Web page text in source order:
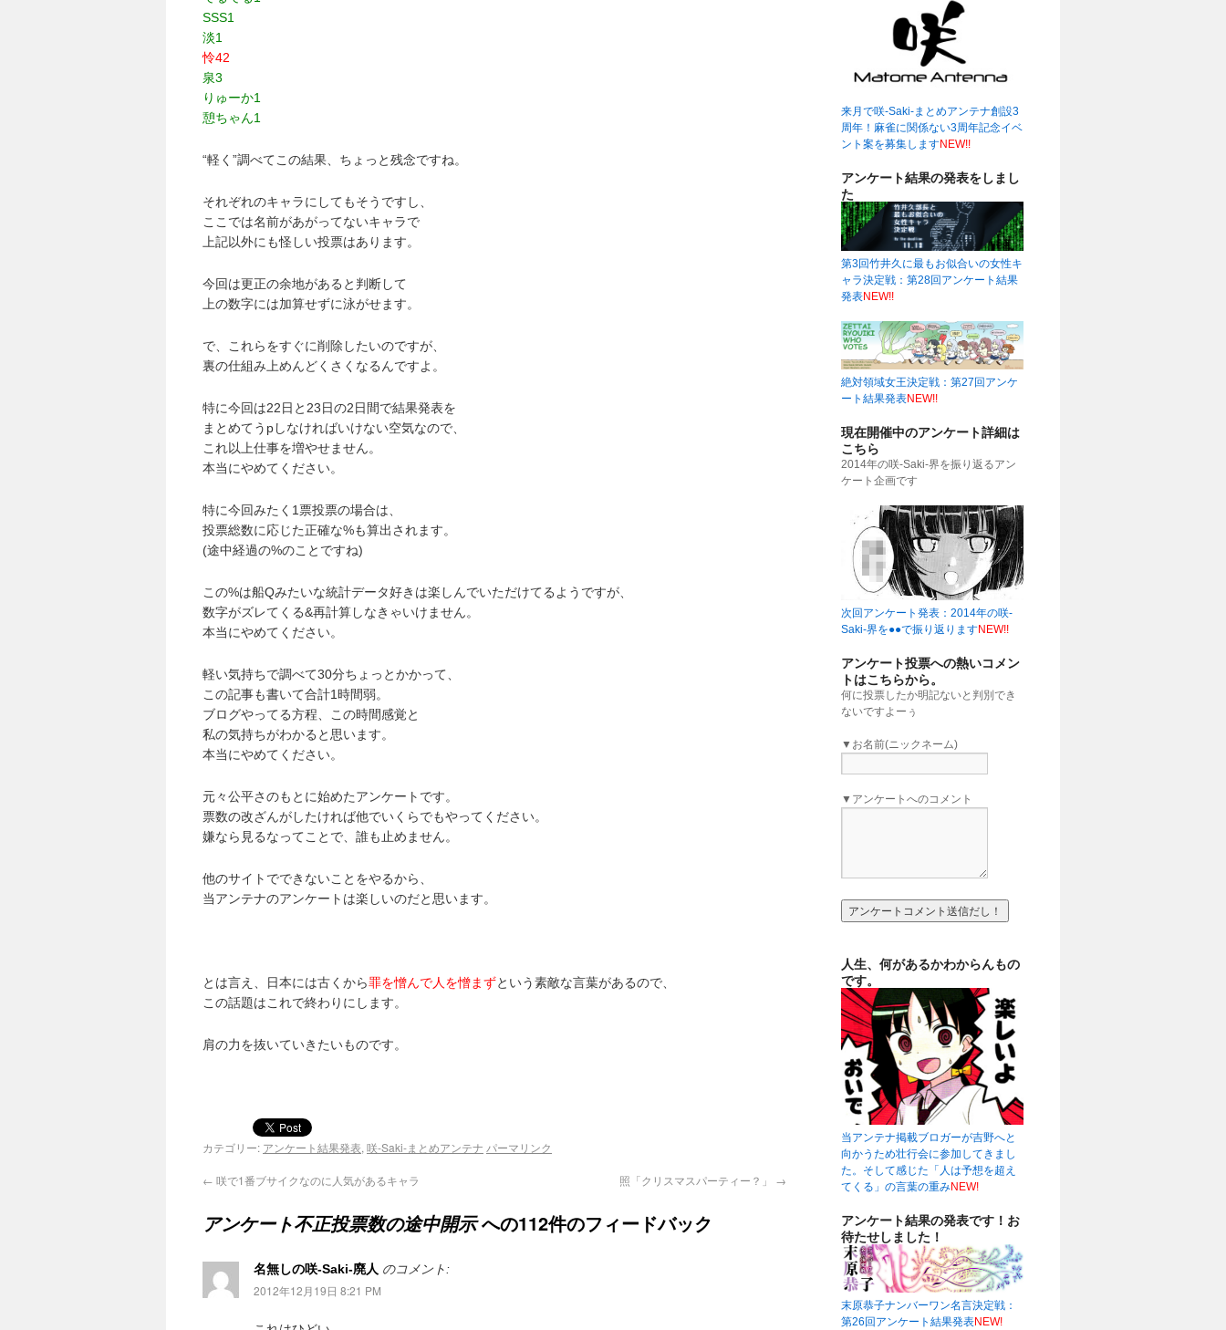
SSS1
淡1
怜42
泉3
りゅーか1
憩ちゃん1
“軽く”調べてこの結果、ちょっと残念ですね。
それぞれのキャラにしてもそうですし、
ここでは名前があがってないキャラで
上記以外にも怪しい投票はあります。
今回は更正の余地があると判断して
上の数字には加算せずに泳がせます。
で、これらをすぐに削除したいのですが、
裏の仕組み上めんどくさくなるんですよ。
特に今回は22日と23日の2日間で結果発表を
まとめてうpしなければいけない空気なので、
これ以上仕事を増やせません。
本当にやめてください。
特に今回みたく1票投票の場合は、
投票総数に応じた正確な%も算出されます。
(途中経過の%のことですね)
この%は船Qみたいな統計データ好きは楽しんでいただけてるようですが、
数字がズレてくる&再計算しなきゃいけません。
本当にやめてください。
軽い気持ちで調べて30分ちょっとかかって、
この記事も書いて合計1時間弱。
ブログやってる方程、この時間感覚と
私の気持ちがわかると思います。
本当にやめてください。
元々公平さのもとに始めたアンケートです。
票数の改ざんがしたければ他でいくらでもやってください。
嫌なら見るなってことで、誰も止めません。
他のサイトでできないことをやるから、
当アンテナのアンケートは楽しいのだと思います。
とは言え、日本には古くから罪を憎んで人を憎まずという素敵な言葉があるので、
この話題はこれで終わりにします。
肩の力を抜いていきたいものです。
カテゴリー: アンケート結果発表, 咲-Saki-まとめアンテナ パーマリンク
← 咲で1番ブサイクなのに人気があるキャラ 照「クリスマスパーティー？」 →
アンケート不正投票数の途中開示への112件のフィードバック
名無しの咲-Saki-廃人 のコメント:
2012年12月19日 8:21 PM
来月で咲-Saki-まとめアンテナ創設3
周年！麻雀に関係ない3周年記念イベ
ント案を募集しますNEW!!
アンケート結果の発表をしまし
た
第3回竹井久に最もお似合いの女性キ
ャラ決定戦：第28回アンケート結果
発表NEW!!
絶対領域女王決定戦：第27回アンケ
ート結果発表NEW!!
現在開催中のアンケート詳細は
こちら
2014年の咲-Saki-界を振り返るアン
ケート企画です
次回アンケート発表：2014年の咲-
Saki-界を●●で振り返りますNEW!!
アンケート投票への熱いコメン
トはこちらから。
何に投票したか明記ないと判別でき
ないですよーぅ
▼お名前(ニックネーム)
▼アンケートへのコメント
人生、何があるかわからんもの
です。
当アンテナ掲載ブロガーが吉野へと
向かうため壮行会に参加してきまし
た。そして感じた「人は予想を超え
てくる」の言葉の重みNEW!
アンケート結果の発表です！お
待たせしました！
末原恭子ナンバーワン名言決定戦：
第26回アンケート結果発表NEW!